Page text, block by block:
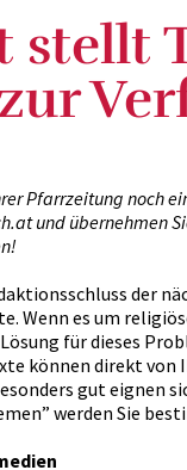
stellt
Pfarrzeitung noch
und übernehmen
der
Wenn es um
für dieses
können direkt von
gut eignen
werden Sie